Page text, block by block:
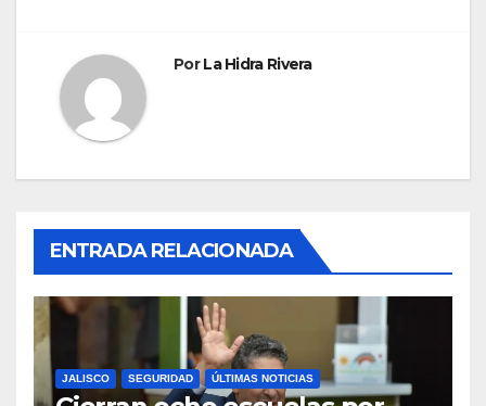
PorLa Hidra Rivera
ENTRADA RELACIONADA
JALISCO SEGURIDAD ÚLTIMAS NOTICIAS